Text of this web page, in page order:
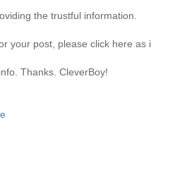
the trustful information.
your post, please click here as i
Thanks. CleverBoy!